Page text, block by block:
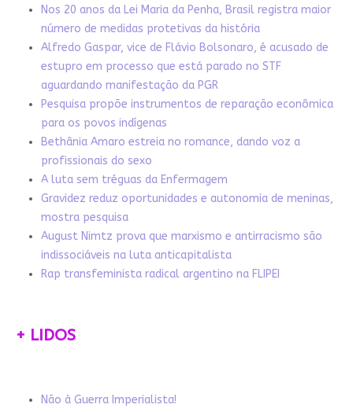
Nos 20 anos da Lei Maria da Penha, Brasil registra maior
número de medidas protetivas da história
Alfredo Gaspar, vice de Flávio Bolsonaro, é acusado de
estupro em processo que está parado no STF
aguardando manifestação da PGR
Pesquisa propõe instrumentos de reparação econômica
para os povos indígenas
Bethânia Amaro estreia no romance, dando voz a
profissionais do sexo
A luta sem tréguas da Enfermagem
Gravidez reduz oportunidades e autonomia de meninas,
mostra pesquisa
August Nimtz prova que marxismo e antirracismo são
indissociáveis na luta anticapitalista
Rap transfeminista radical argentino na FLIPEI
+ LIDOS
Não à Guerra Imperialista!